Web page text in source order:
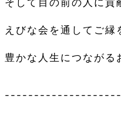
そして目の前の人に貢
えびな会を通してご縁
豊かな人生につながる